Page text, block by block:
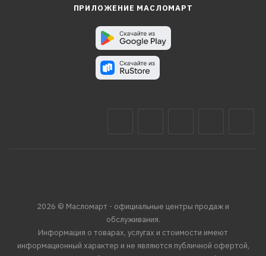
ПРИЛОЖЕНИЕ МАСЛОМАРТ
2026 © Масломарт - официальные центры продаж и
обслуживания.
Информация о товарах, услугах и стоимости имеют
информационный характер и не являются публичной офертой,